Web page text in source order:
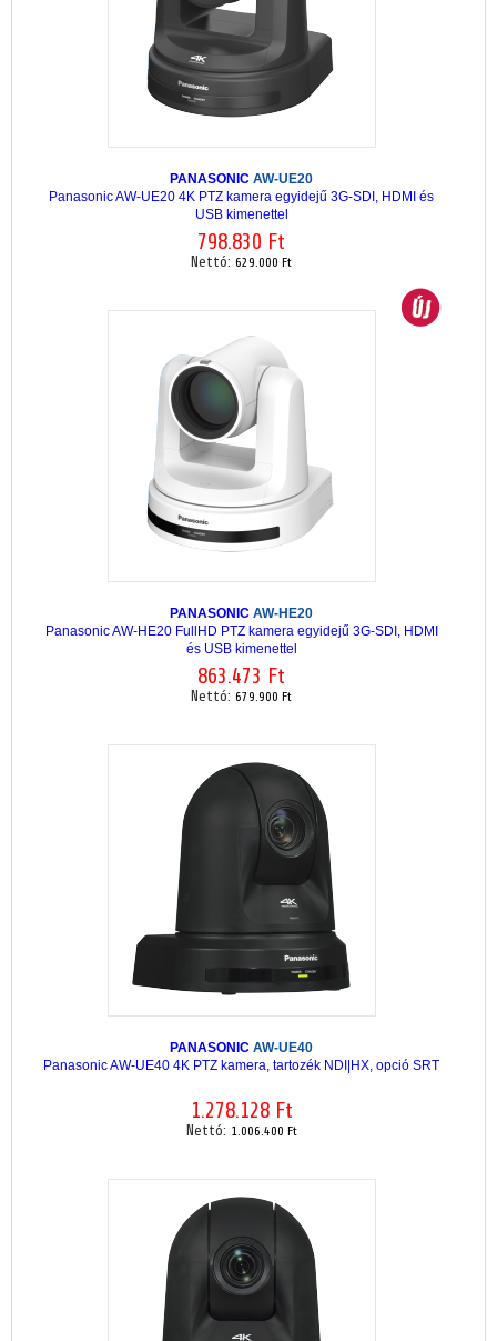
PANASONIC AW-UE20
Panasonic AW-UE20 4K PTZ kamera egyidejű 3G-SDI, HDMI és
USB kimenettel
798.830 Ft
Nettó: 629.000 Ft
PANASONIC AW-HE20
Panasonic AW-HE20 FullHD PTZ kamera egyidejű 3G-SDI, HDMI
és USB kimenettel
863.473 Ft
Nettó: 679.900 Ft
PANASONIC AW-UE40
Panasonic AW-UE40 4K PTZ kamera, tartozék NDI|HX, opció SRT
1.278.128 Ft
Nettó: 1.006.400 Ft